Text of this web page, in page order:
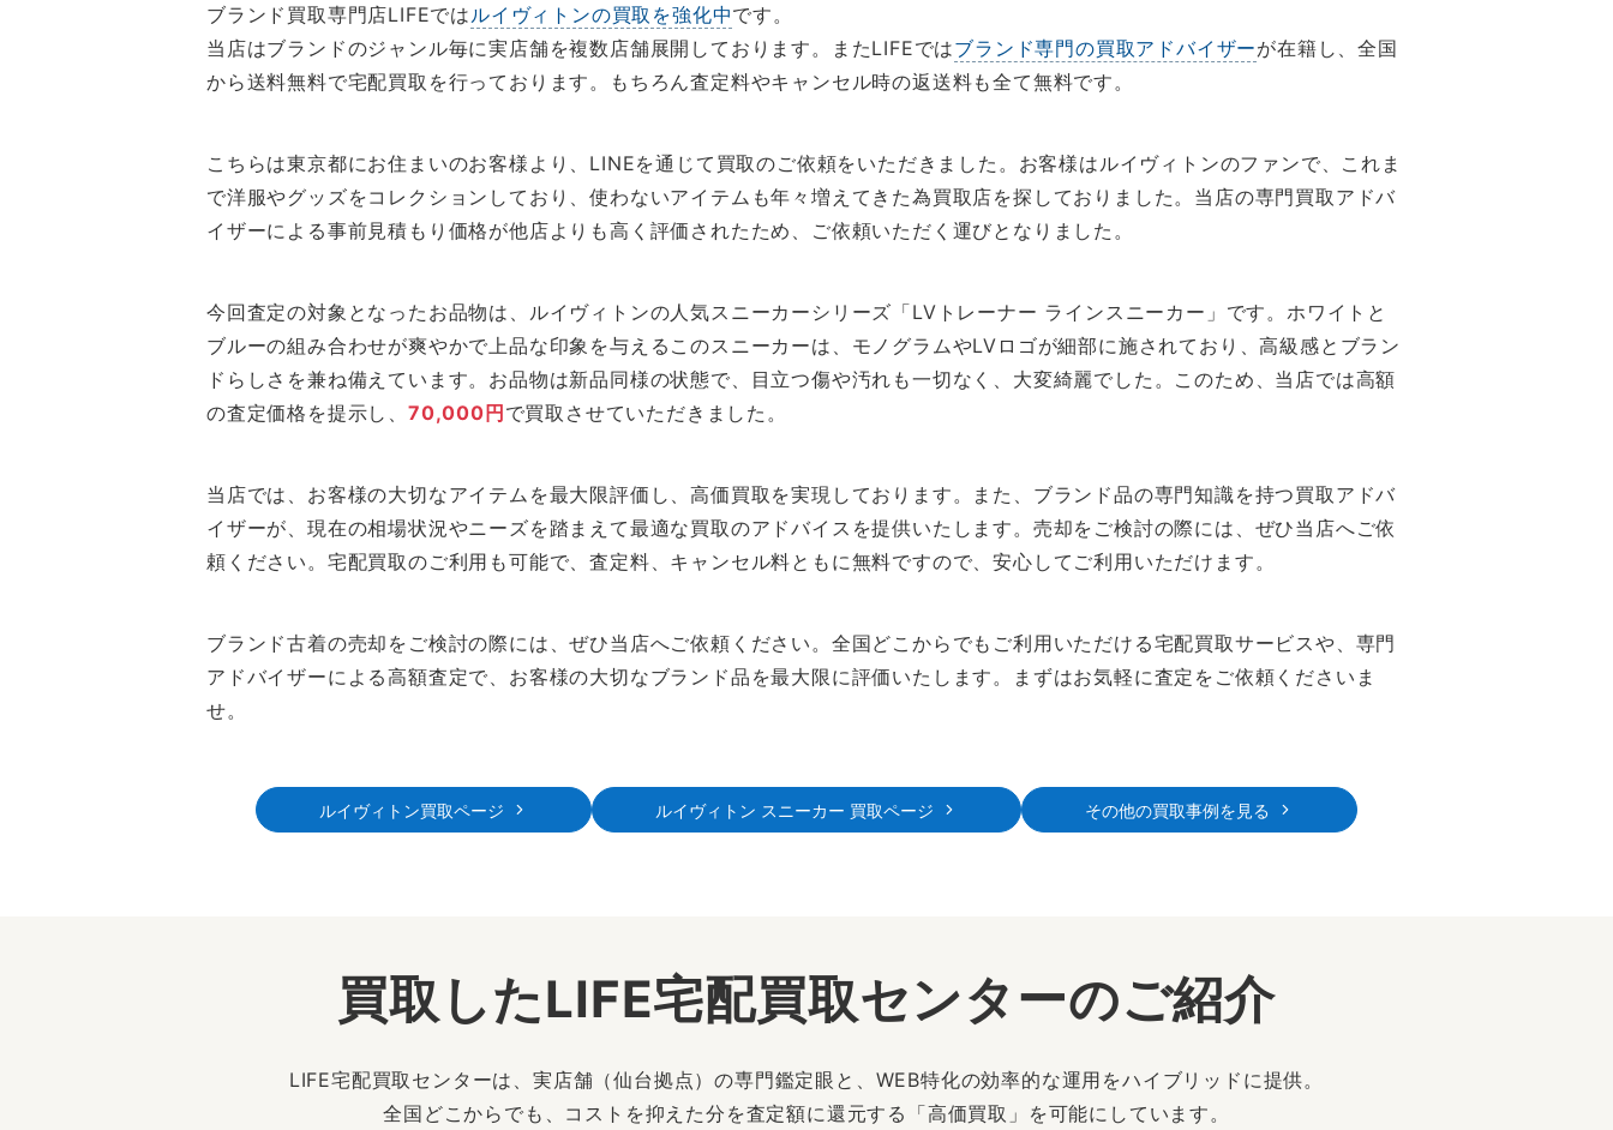
ブランド買取専門店LIFEではルイヴィトンの買取を強化中です。
当店はブランドのジャンル毎に実店舗を複数店舗展開しております。またLIFEではブランド専門の買取アドバイザーが在籍し、全国
から送料無料で宅配買取を行っております。もちろん査定料やキャンセル時の返送料も全て無料です。
こちらは東京都にお住まいのお客様より、LINEを通じて買取のご依頼をいただきました。お客様はルイヴィトンのファンで、これま
で洋服やグッズをコレクションしており、使わないアイテムも年々増えてきた為買取店を探しておりました。当店の専門買取アドバ
イザーによる事前見積もり価格が他店よりも高く評価されたため、ご依頼いただく運びとなりました。
今回査定の対象となったお品物は、ルイヴィトンの人気スニーカーシリーズ「LVトレーナー ラインスニーカー」です。ホワイトと
ブルーの組み合わせが爽やかで上品な印象を与えるこのスニーカーは、モノグラムやLVロゴが細部に施されており、高級感とブラン
ドらしさを兼ね備えています。お品物は新品同様の状態で、目立つ傷や汚れも一切なく、大変綺麗でした。このため、当店では高額
の査定価格を提示し、 70,000円 で買取させていただきました。
当店では、お客様の大切なアイテムを最大限評価し、高価買取を実現しております。また、ブランド品の専門知識を持つ買取アドバ
イザーが、現在の相場状況やニーズを踏まえて最適な買取のアドバイスを提供いたします。売却をご検討の際には、ぜひ当店へご依
頼ください。宅配買取のご利用も可能で、査定料、キャンセル料ともに無料ですので、安心してご利用いただけます。
ブランド古着の売却をご検討の際には、ぜひ当店へご依頼ください。全国どこからでもご利用いただける宅配買取サービスや、専門
アドバイザーによる高額査定で、お客様の大切なブランド品を最大限に評価いたします。まずはお気軽に査定をご依頼くださいま
せ。
ルイヴィトン買取ページ ルイヴィトン スニーカー 買取ページ その他の買取事例を見る
買取したLIFE宅配買取センターのご紹介
LIFE宅配買取センターは、実店舗（仙台拠点）の専門鑑定眼と、WEB特化の効率的な運用をハイブリッドに提供。
全国どこからでも、コストを抑えた分を査定額に還元する「高価買取」を可能にしています。